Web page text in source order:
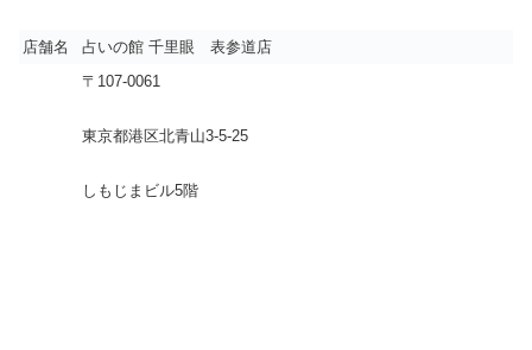
店舗名 占いの館 千里眼 表参道店
〒107-0061
東京都港区北青山3-5-25
しもじまビル5階